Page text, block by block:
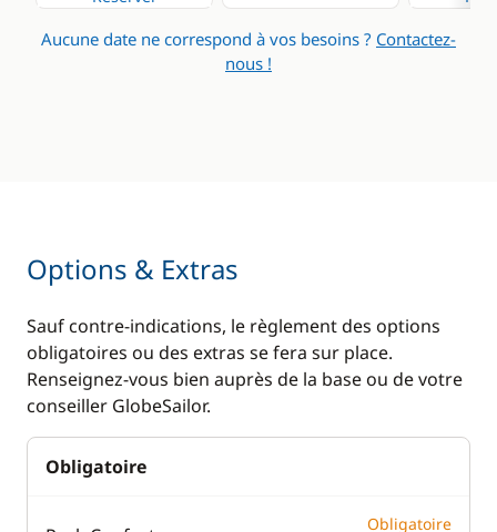
WC électrique
Aucune date ne correspond à vos besoins ? Contactez-
nous !
Options & Extras
Sauf contre-indications, le règlement des options
obligatoires ou des extras se fera sur place.
Renseignez-vous bien auprès de la base ou de votre
conseiller GlobeSailor.
Obligatoire
Obligatoire